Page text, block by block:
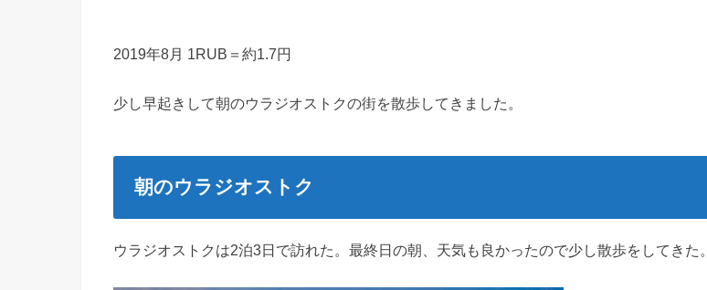
2019年8月 1RUB＝約1.7円
少し早起きして朝のウラジオストクの街を散歩してきました。
朝のウラジオストク
ウラジオストクは2泊3日で訪れた。最終日の朝、天気も良かったので少し散歩をしてきた。